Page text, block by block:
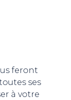
feront
ses
à votre